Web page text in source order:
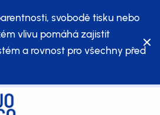
svobodě tisku nebo
vlivu pomáhá zajistit
a rovnost pro všechny před